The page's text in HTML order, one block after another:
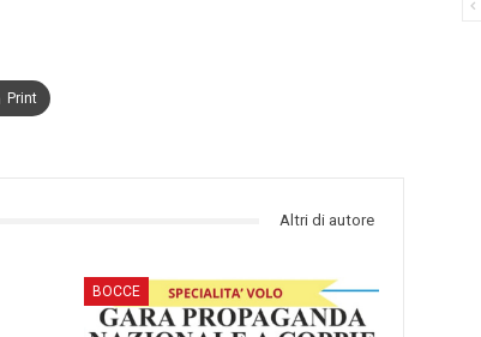
Print
Altri di autore
BOCCE